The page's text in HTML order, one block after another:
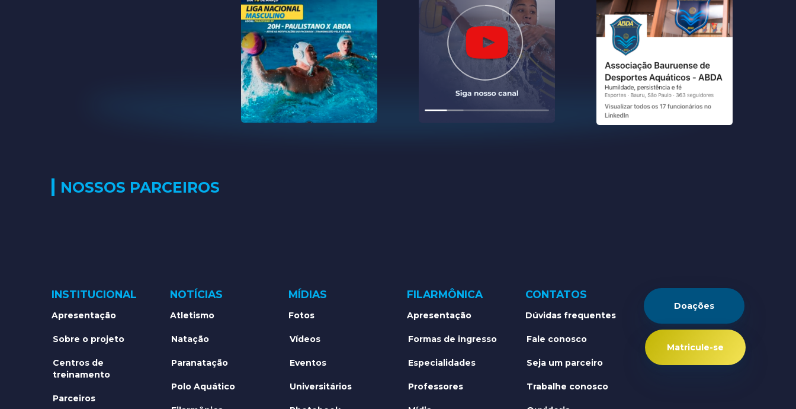
NOSSOS PARCEIROS
INSTITUCIONAL
Apresentação
Sobre o projeto
Centros de
treinamento
Parceiros
NOTÍCIAS
Atletismo
Natação
Paranatação
Polo Aquático
MÍDIAS
Fotos
Vídeos
Eventos
Universitários
FILARMÔNICA
Apresentação
Formas de ingresso
Especialidades
Professores
CONTATOS
Dúvidas frequentes
Fale conosco
Seja um parceiro
Trabalhe conosco
Doações
Matricule-se